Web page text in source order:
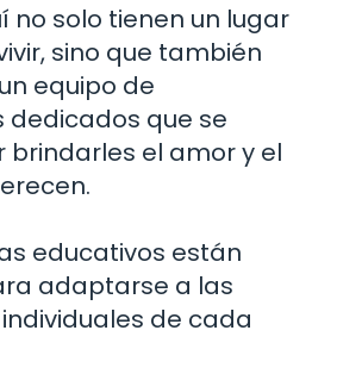
no solo tienen un lugar
sino que también
equipo de
dedicados que se
brindarles el amor y el
educativos están
adaptarse a las
de cada